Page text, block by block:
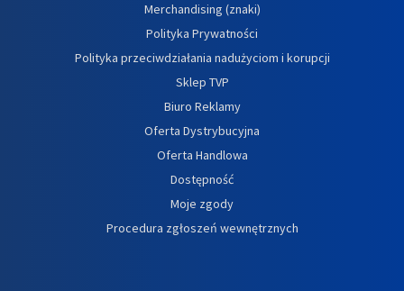
Merchandising (znaki)
Polityka Prywatności
Polityka przeciwdziałania nadużyciom i korupcji
Sklep TVP
Biuro Reklamy
Oferta Dystrybucyjna
Oferta Handlowa
Dostępność
Moje zgody
Procedura zgłoszeń wewnętrznych